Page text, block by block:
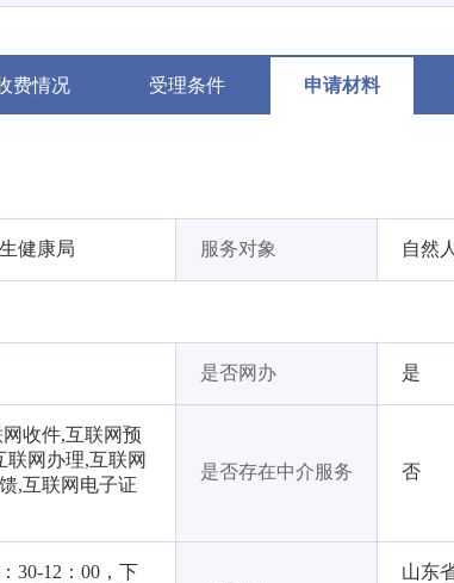
费情况 受理条件 申请材料
健康局 服务对象 自然人
是否网办 是
收件,互联网预
联网办理,互联网
,互联网电子证
是否存在中介服务 否
30-12：00，下
山东